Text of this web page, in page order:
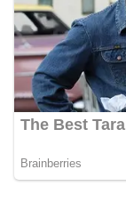
kolektif
oleh